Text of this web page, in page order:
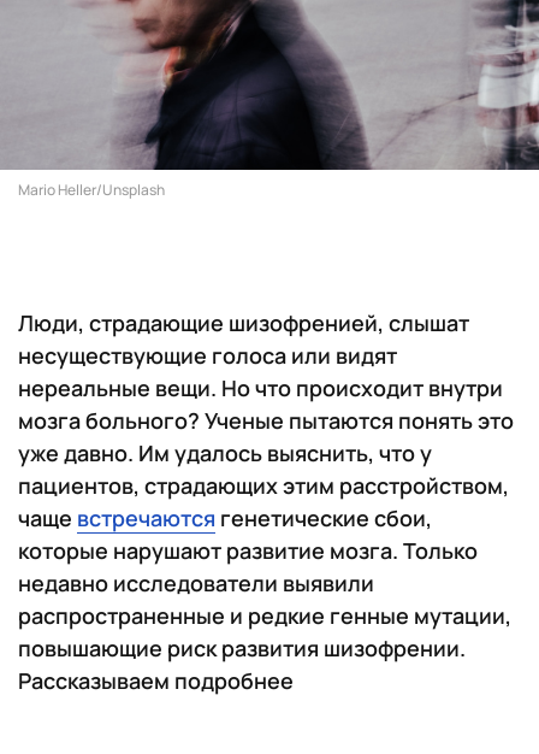
Mario Heller/Unsplash
Люди, страдающие шизофренией, слышат
несуществующие голоса или видят
нереальные вещи. Но что происходит внутри
мозга больного? Ученые пытаются понять это
уже давно. Им удалось выяснить, что у
пациентов, страдающих этим расстройством,
чаще встречаются генетические сбои,
которые нарушают развитие мозга. Только
недавно исследователи выявили
распространенные и редкие генные мутации,
повышающие риск развития шизофрении.
Рассказываем подробнее